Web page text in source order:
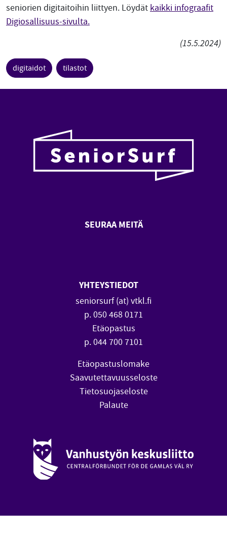
seniorien digitaitoihin liittyen. Löydät kaikki infograafit
Digiosallisuus-sivulta.
(15.5.2024)
digitaidot tilastot
SEURAA MEITÄ
YHTEYSTIEDOT
seniorsurf (at) vtkl.fi
p. 050 468 0171
Etäopastus
p. 044 700 7101
Etäopastuslomake
Saavutettavuusseloste
Tietosuojaseloste
Palaute